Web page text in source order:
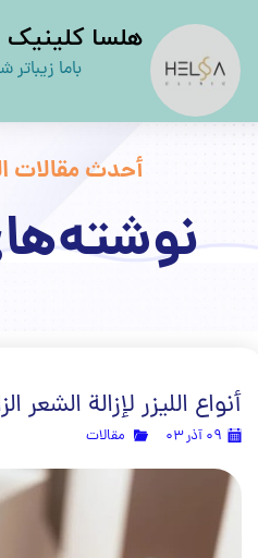
باما
​هلسا کلینیک
أحدث مقالات
أنواع الليزر لإزالة الشعر
۰۹ آذر ۰۳ مقالات